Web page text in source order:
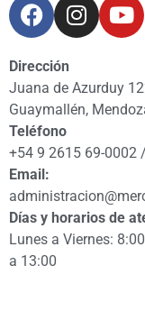
Dirección
Juana de Azurduy
Guaymallén,
Teléfono
+54 9 2615 69-0002
Email:
Días y horarios de
Lunes a Viernes:
a 13:00